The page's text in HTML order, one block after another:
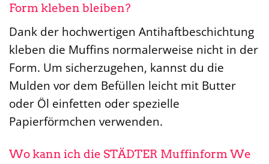
Form kleben bleiben?
Dank der hochwertigen Antihaftbeschichtung
kleben die Muffins normalerweise nicht in der
Form. Um sicherzugehen, kannst du die
Mulden vor dem Befüllen leicht mit Butter
oder Öl einfetten oder spezielle
Papierförmchen verwenden.
Wo kann ich die STÄDTER Muffinform We